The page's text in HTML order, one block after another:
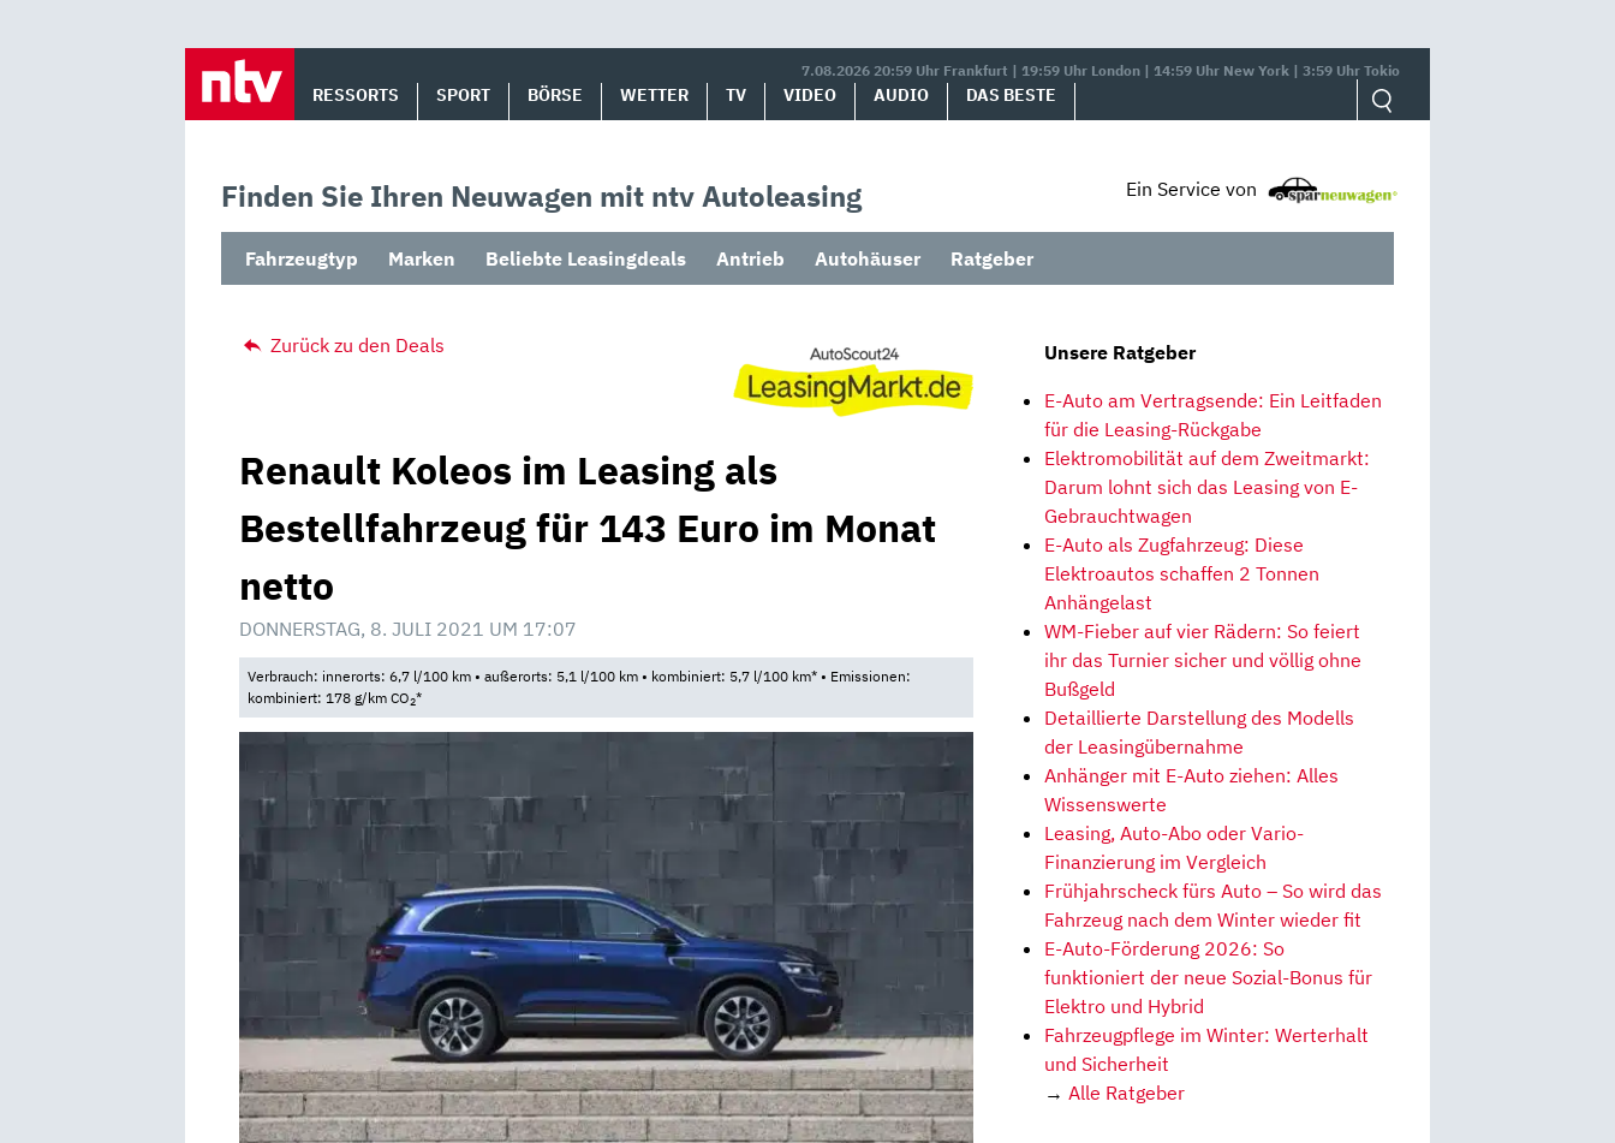
7.08.2026 20:59 Uhr Frankfurt | 19:59 Uhr London | 14:59 Uhr New York | 3:59 Uhr Tokio
RESSORTS SPORT BÖRSE WETTER TV VIDEO AUDIO DAS BESTE
Finden Sie Ihren Neuwagen mit ntv Autoleasing Ein Service von
Fahrzeugtyp Marken Beliebte Leasingdeals Antrieb Autohäuser Ratgeber
Zurück zu den Deals
Renault Koleos im Leasing als
Bestellfahrzeug für 143 Euro im Monat
netto
DONNERSTAG, 8. JULI 2021 UM 17:07
Verbrauch: innerorts: 6,7 l/100 km • außerorts: 5,1 l/100 km • kombiniert: 5,7 l/100 km* • Emissionen:
kombiniert: 178 g/km CO2*
Unsere Ratgeber
E-Auto am Vertragsende: Ein Leitfaden
für die Leasing-Rückgabe
Elektromobilität auf dem Zweitmarkt:
Darum lohnt sich das Leasing von E-
Gebrauchtwagen
E-Auto als Zugfahrzeug: Diese
Elektroautos schaffen 2 Tonnen
Anhängelast
WM-Fieber auf vier Rädern: So feiert
ihr das Turnier sicher und völlig ohne
Bußgeld
Detaillierte Darstellung des Modells
der Leasingübernahme
Anhänger mit E-Auto ziehen: Alles
Wissenswerte
Leasing, Auto-Abo oder Vario-
Finanzierung im Vergleich
Frühjahrscheck fürs Auto – So wird das
Fahrzeug nach dem Winter wieder fit
E-Auto-Förderung 2026: So
funktioniert der neue Sozial-Bonus für
Elektro und Hybrid
Fahrzeugpflege im Winter: Werterhalt
und Sicherheit
→ Alle Ratgeber